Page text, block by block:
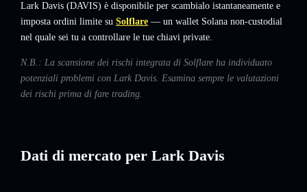
Lark Davis (DAVIS) è disponibile per scambialo istantaneamente e
imposta ordini limite su Solflare — un wallet Solana non-custodial
nel quale sei tu a controllare le tue chiavi private.
N.B.: La scansione dei rischi integrata di Solflare ha individuato
potenziali problemi con Lark Davis. Esamina sempre le valutazioni
dei rischi prima di fare trading.
Dati di mercato per Lark Davis